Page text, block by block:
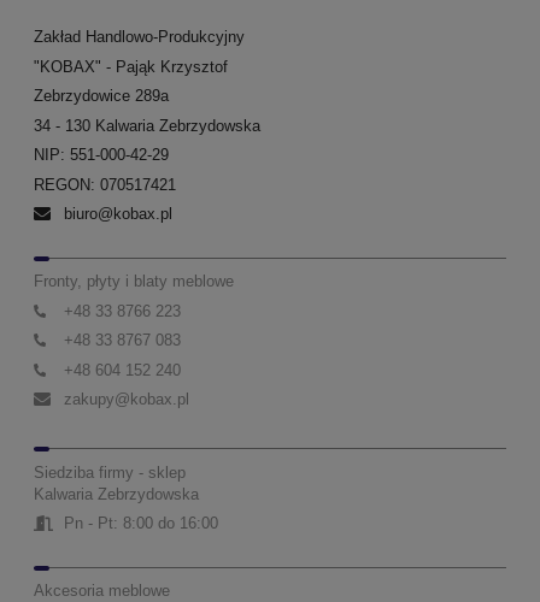
Zakład Handlowo-Produkcyjny
"KOBAX" - Pająk Krzysztof
Zebrzydowice 289a
34 - 130 Kalwaria Zebrzydowska
NIP: 551-000-42-29
REGON: 070517421
biuro@kobax.pl
Fronty, płyty i blaty meblowe
+48 33 8766 223
+48 33 8767 083
+48 604 152 240
zakupy@kobax.pl
Siedziba firmy - sklep
Kalwaria Zebrzydowska
Pn - Pt: 8:00 do 16:00
Akcesoria meblowe